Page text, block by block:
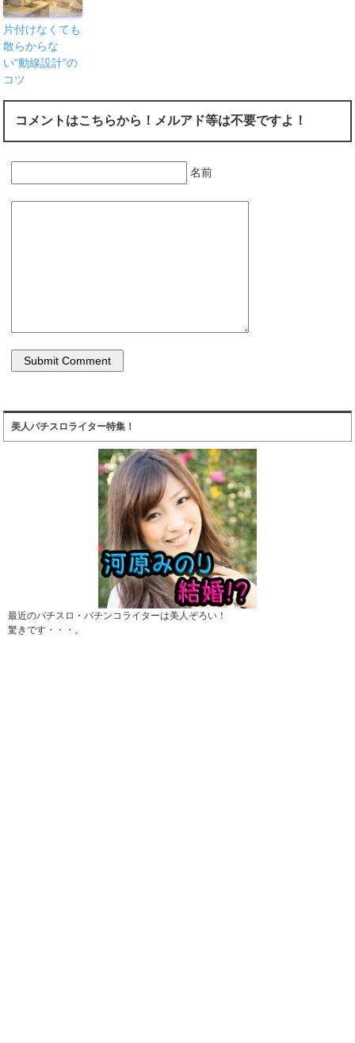
片付けなくても
散らからな
い“動線設計”の
コツ
コメントはこちらから！メルアド等は不要ですよ！
名前
美人パチスロライター特集！
最近のパチスロ・パチンコライターは美人ぞろい！
驚きです・・・。